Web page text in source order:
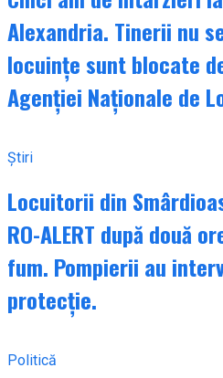
Alexandria. Tinerii nu
locuințe sunt blocate
Agenției Naționale de
Știri
Locuitorii din
RO-ALERT după două
fum. Pompierii au
protecție.
Politică